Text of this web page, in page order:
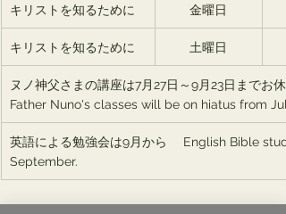
キリストを知るために 金曜日
キリストを知るために 土曜日
ヌノ神父さまの講座は7月27日～9月23日までお休
Father Nuno's classes will be on hiatus from
英語による勉強会は9月から　 English Bible
September.